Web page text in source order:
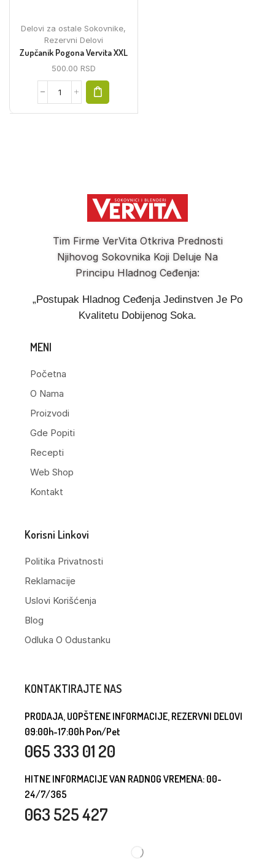
Delovi za ostale Sokovnike,
Rezervni Delovi
Zupčanik Pogona Vervita XXL
500.00 RSD
Tim Firme VerVita Otkriva Prednosti
Njihovog Sokovnika Koji Deluje Na
Principu Hladnog Ceđenja:
„Postupak Hladnog Ceđenja Jedinstven Je Po
Kvalitetu Dobijenog Soka.
MENI
Početna
O Nama
Proizvodi
Gde Popiti
Recepti
Web Shop
Kontakt
Korisni Linkovi
Politika Privatnosti
Reklamacije
Uslovi Korišćenja
Blog
Odluka O Odustanku
KONTAKTIRAJTE NAS
PRODAJA, UOPŠTENE INFORMACIJE, REZERVNI DELOVI
09:00h-17:00h Pon/Pet
065 333 01 20
HITNE INFORMACIJE VAN RADNOG VREMENA: 00-
24/7/365
063 525 427